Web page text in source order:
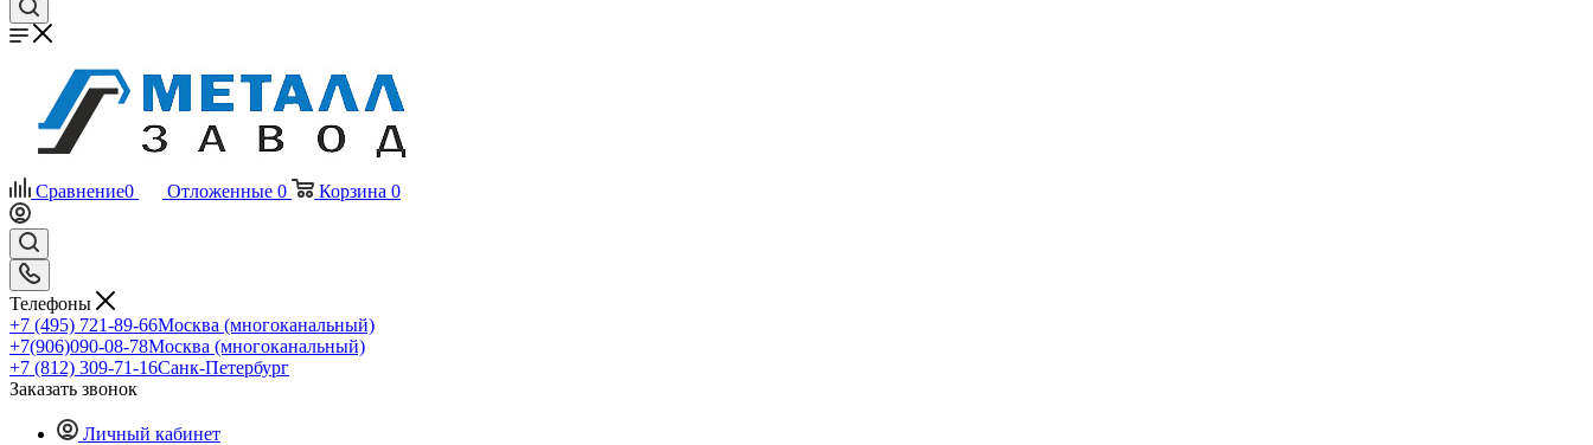
Сравнение0 Отложенные 0 Корзина 0
Телефоны
+7 (495) 721-89-66Москва (многоканальный)
+7(906)090-08-78Москва (многоканальный)
+7 (812) 309-71-16Санк-Петербург
Заказать звонок
Личный кабинет